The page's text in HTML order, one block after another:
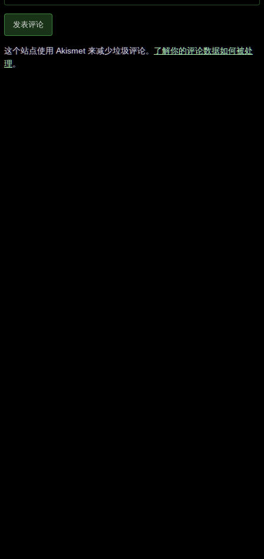
这个站点使用 Akismet 来减少垃圾评论。了解你的评论数据如何被处
理。